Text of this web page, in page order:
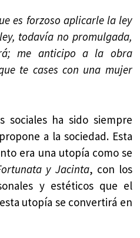
es forzoso aplicarle la ley
todavía no promulgada,
me anticipo a la obra
te cases con una mujer
sociales ha sido siempre
a la sociedad. Esta
era una utopía como se
y Jacinta, con los
y estéticos que el
utopía se convertirá en